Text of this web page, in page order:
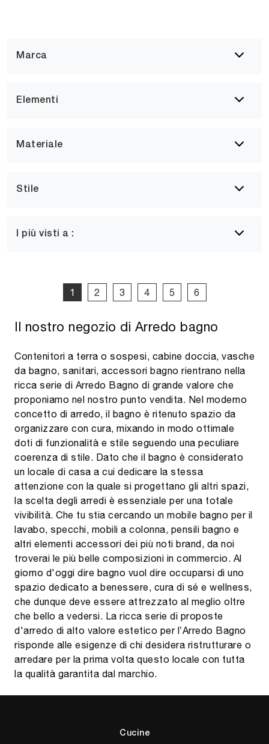
Marca
Elementi
Materiale
Stile
I più visti a :
1 2 3 4 5 6
Il nostro negozio di Arredo bagno
Contenitori a terra o sospesi, cabine doccia, vasche
da bagno, sanitari, accessori bagno rientrano nella
ricca serie di Arredo Bagno di grande valore che
proponiamo nel nostro punto vendita. Nel moderno
concetto di arredo, il bagno è ritenuto spazio da
organizzare con cura, mixando in modo ottimale
doti di funzionalità e stile seguendo una peculiare
coerenza di stile. Dato che il bagno è considerato
un locale di casa a cui dedicare la stessa
attenzione con la quale si progettano gli altri spazi,
la scelta degli arredi è essenziale per una totale
vivibilità. Che tu stia cercando un mobile bagno per il
lavabo, specchi, mobili a colonna, pensili bagno e
altri elementi accessori dei più noti brand, da noi
troverai le più belle composizioni in commercio. Al
giorno d'oggi dire bagno vuol dire occuparsi di uno
spazio dedicato a benessere, cura di sé e wellness,
che dunque deve essere attrezzato al meglio oltre
che bello a vedersi. La ricca serie di proposte
d'arredo di alto valore estetico per l’Arredo Bagno
risponde alle esigenze di chi desidera ristrutturare o
arredare per la prima volta questo locale con tutta
la qualità garantita dal marchio.
Cucine